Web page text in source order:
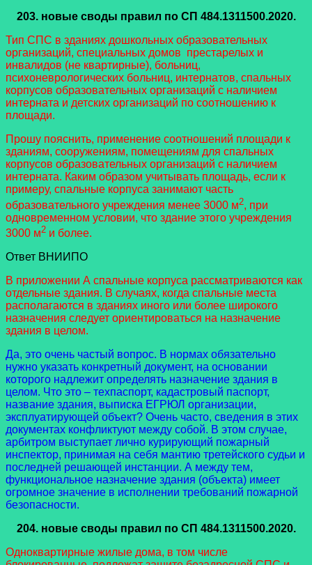
203. новые своды правил по СП 484.1311500.2020.
Тип СПС в зданиях дошкольных образовательных
организаций, специальных домов престарелых и
инвалидов (не квартирные), больниц,
психоневрологических больниц, интернатов, спальных
корпусов образовательных организаций с наличием
интерната и детских организаций по соотношению к
площади.
Прошу пояснить, применение соотношений площади к
зданиям, сооружениям, помещениям для спальных
корпусов образовательных организаций с наличием
интерната. Каким образом учитывать площадь, если к
примеру, спальные корпуса занимают часть
образовательного учреждения менее 3000 м2, при
одновременном условии, что здание этого учреждения
3000 м2 и более.
Ответ ВНИИПО
В приложении А спальные корпуса рассматриваются как
отдельные здания. В случаях, когда спальные места
располагаются в зданиях иного или более широкого
назначения следует ориентироваться на назначение
здания в целом.
Да, это очень частый вопрос. В нормах обязательно
нужно указать конкретный документ, на основании
которого надлежит определять назначение здания в
целом. Что это – техпаспорт, кадастровый паспорт,
название здания, выписка ЕГРЮЛ организации,
эксплуатирующей объект? Очень часто, сведения в этих
документах конфликтуют между собой. В этом случае,
арбитром выступает лично курирующий пожарный
инспектор, принимая на себя мантию третейского судьи и
последней решающей инстанции. А между тем,
функциональное назначение здания (объекта) имеет
огромное значение в исполнении требований пожарной
безопасности.
204. новые своды правил по СП 484.1311500.2020.
Одноквартирные жилые дома, в том числе